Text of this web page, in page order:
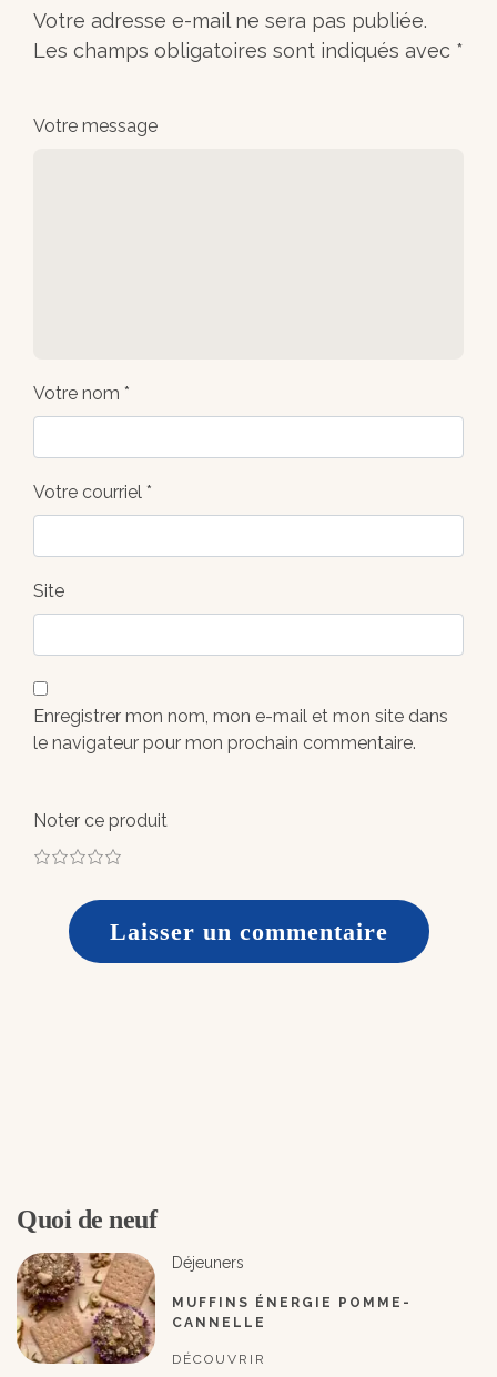
Votre adresse e-mail ne sera pas publiée.
Les champs obligatoires sont indiqués avec *
Votre message
Votre nom *
Votre courriel *
Site
Enregistrer mon nom, mon e-mail et mon site dans
le navigateur pour mon prochain commentaire.
Noter ce produit
5
4
3
2
Quoi de neuf
Déjeuners
MUFFINS ÉNERGIE POMME-
CANNELLE
DÉCOUVRIR